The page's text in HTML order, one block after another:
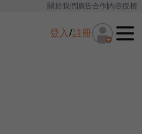
關於我們廣告合作內容授權
登入/註冊